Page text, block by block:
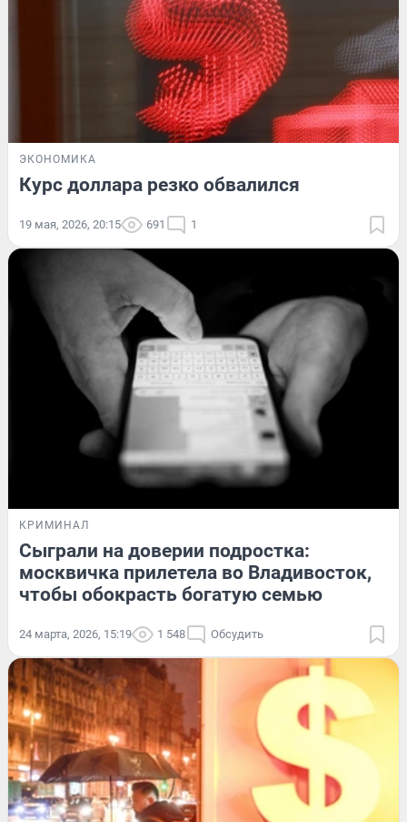
ЭКОНОМИКА
Курс доллара резко обвалился
19 мая, 2026, 20:15 691 1
КРИМИНАЛ
Сыграли на доверии подростка:
москвичка прилетела во Владивосток,
чтобы обокрасть богатую семью
24 марта, 2026, 15:19 1 548 Обсудить